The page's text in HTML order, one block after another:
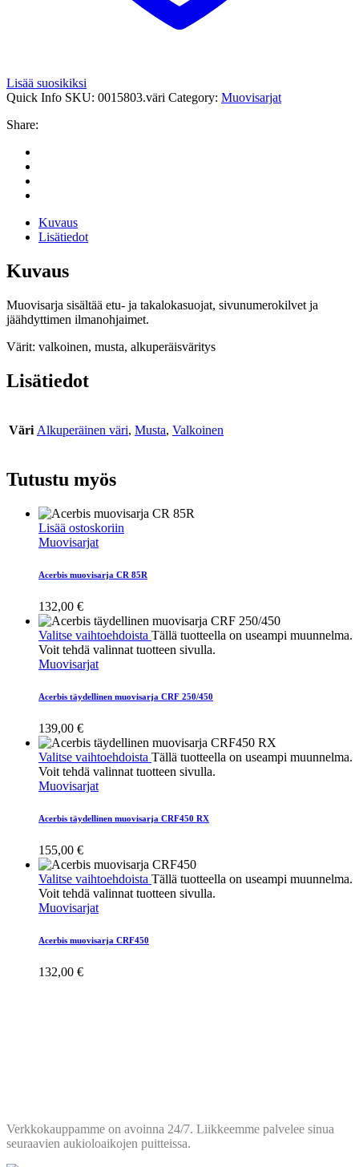
Lisää suosikiksi
Quick Info SKU: 0015803.väri Category: Muovisarjat
Share:
Kuvaus
Lisätiedot
Kuvaus
Muovisarja sisältää etu- ja takalokasuojat, sivunumerokilvet ja
jäähdyttimen ilmanohjaimet.
Värit: valkoinen, musta, alkuperäisväritys
Lisätiedot
Väri Alkuperäinen väri, Musta, Valkoinen
Tutustu myös
Lisää ostoskoriin
Muovisarjat
Acerbis muovisarja CR 85R
132,00 €
Valitse vaihtoehdoista Tällä tuotteella on useampi muunnelma.
Voit tehdä valinnat tuotteen sivulla.
Muovisarjat
Acerbis täydellinen muovisarja CRF 250/450
139,00 €
Valitse vaihtoehdoista Tällä tuotteella on useampi muunnelma.
Voit tehdä valinnat tuotteen sivulla.
Muovisarjat
Acerbis täydellinen muovisarja CRF450 RX
155,00 €
Valitse vaihtoehdoista Tällä tuotteella on useampi muunnelma.
Voit tehdä valinnat tuotteen sivulla.
Muovisarjat
Acerbis muovisarja CRF450
132,00 €
Verkkokauppamme on avoinna 24/7. Liikkeemme palvelee sinua
seuraavien aukioloaikojen puitteissa.